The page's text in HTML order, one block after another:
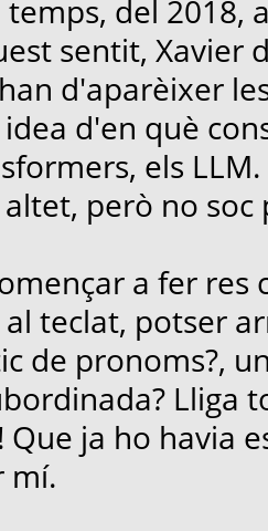
temps, del 2018,
sentit, Xavier
d'aparèixer
d'en què
els
però no soc
a fer
teclat, potser
de pronoms?,
Lliga
Que ja ho havia
mí.